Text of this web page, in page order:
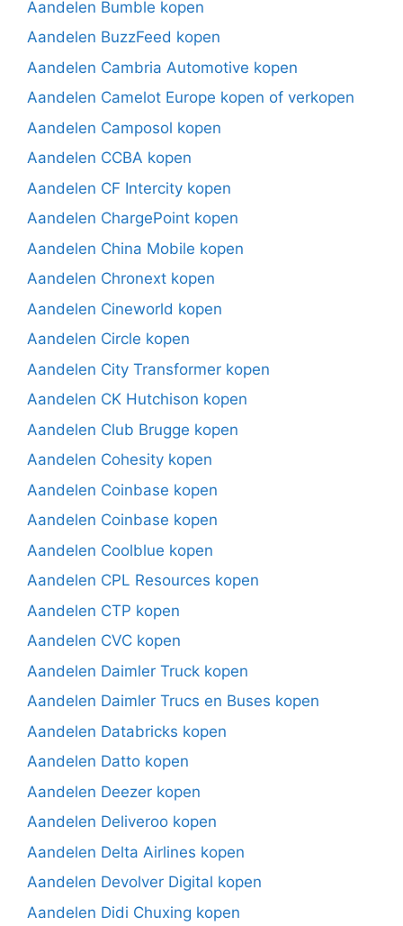
Aandelen Bumble kopen
Aandelen BuzzFeed kopen
Aandelen Cambria Automotive kopen
Aandelen Camelot Europe kopen of verkopen
Aandelen Camposol kopen
Aandelen CCBA kopen
Aandelen CF Intercity kopen
Aandelen ChargePoint kopen
Aandelen China Mobile kopen
Aandelen Chronext kopen
Aandelen Cineworld kopen
Aandelen Circle kopen
Aandelen City Transformer kopen
Aandelen CK Hutchison kopen
Aandelen Club Brugge kopen
Aandelen Cohesity kopen
Aandelen Coinbase kopen
Aandelen Coinbase kopen
Aandelen Coolblue kopen
Aandelen CPL Resources kopen
Aandelen CTP kopen
Aandelen CVC kopen
Aandelen Daimler Truck kopen
Aandelen Daimler Trucs en Buses kopen
Aandelen Databricks kopen
Aandelen Datto kopen
Aandelen Deezer kopen
Aandelen Deliveroo kopen
Aandelen Delta Airlines kopen
Aandelen Devolver Digital kopen
Aandelen Didi Chuxing kopen